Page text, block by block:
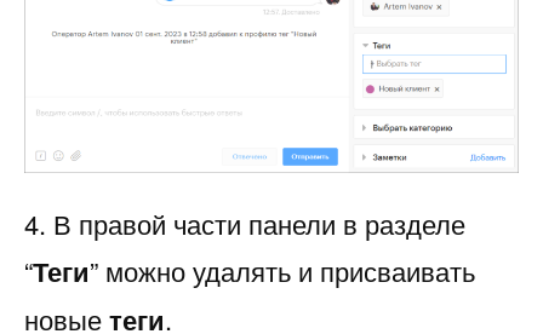
4. В правой части панели в разделе
“Теги” можно удалять и присваивать
новыетеги.